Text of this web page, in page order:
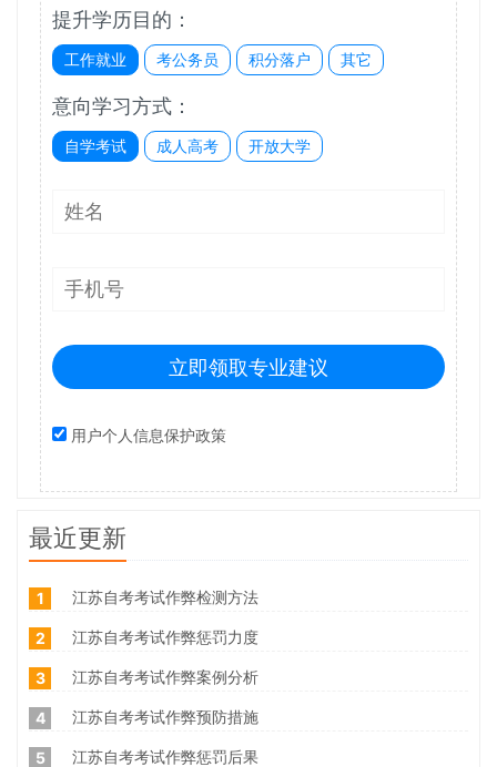
提升学历目的：
工作就业 考公务员 积分落户 其它
意向学习方式：
自学考试 成人高考 开放大学
立即领取专业建议
用户个人信息保护政策
最近更新
1 江苏自考考试作弊检测方法
2 江苏自考考试作弊惩罚力度
3 江苏自考考试作弊案例分析
4 江苏自考考试作弊预防措施
5 江苏自考考试作弊惩罚后果